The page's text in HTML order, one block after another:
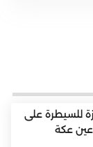
للسيطرة على
عكة